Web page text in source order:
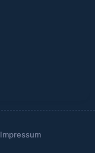
Impressum